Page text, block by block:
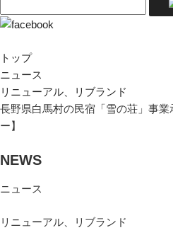
トップ
ニュース
リニューアル、リブランド
長野県白馬村の民宿「雪の荘」事
ー】
NEWS
ニュース
リニューアル、リブランド